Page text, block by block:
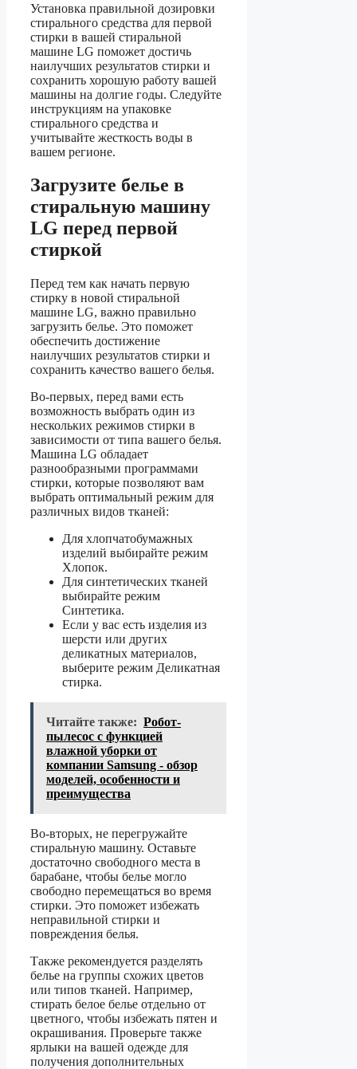
Установка правильной дозировки
стирального средства для первой
стирки в вашей стиральной
машине LG поможет достичь
наилучших результатов стирки и
сохранить хорошую работу вашей
машины на долгие годы. Следуйте
инструкциям на упаковке
стирального средства и
учитывайте жесткость воды в
вашем регионе.
Загрузите белье в
стиральную машину
LG перед первой
стиркой
Перед тем как начать первую
стирку в новой стиральной
машине LG, важно правильно
загрузить белье. Это поможет
обеспечить достижение
наилучших результатов стирки и
сохранить качество вашего белья.
Во-первых, перед вами есть
возможность выбрать один из
нескольких режимов стирки в
зависимости от типа вашего белья.
Машина LG обладает
разнообразными программами
стирки, которые позволяют вам
выбрать оптимальный режим для
различных видов тканей:
Для хлопчатобумажных
изделий выбирайте режим
Хлопок.
Для синтетических тканей
выбирайте режим
Синтетика.
Если у вас есть изделия из
шерсти или других
деликатных материалов,
выберите режим Деликатная
стирка.
Читайте также: Робот-
пылесос с функцией
влажной уборки от
компании Samsung - обзор
моделей, особенности и
преимущества
Во-вторых, не перегружайте
стиральную машину. Оставьте
достаточно свободного места в
барабане, чтобы белье могло
свободно перемещаться во время
стирки. Это поможет избежать
неправильной стирки и
повреждения белья.
Также рекомендуется разделять
белье на группы схожих цветов
или типов тканей. Например,
стирать белое белье отдельно от
цветного, чтобы избежать пятен и
окрашивания. Проверьте также
ярлыки на вашей одежде для
получения дополнительных